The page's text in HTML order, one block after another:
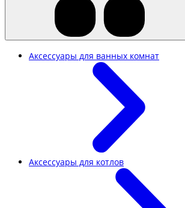
Аксессуары для ванных комнат
Аксессуары для котлов